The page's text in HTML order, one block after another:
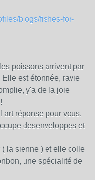
blogs/fishes-for-
poissons arrivent par
est étonnée, ravie
y'a de la joie
art réponse pour vous.
desenveloppes et
la sienne ) et elle colle
une spécialité de